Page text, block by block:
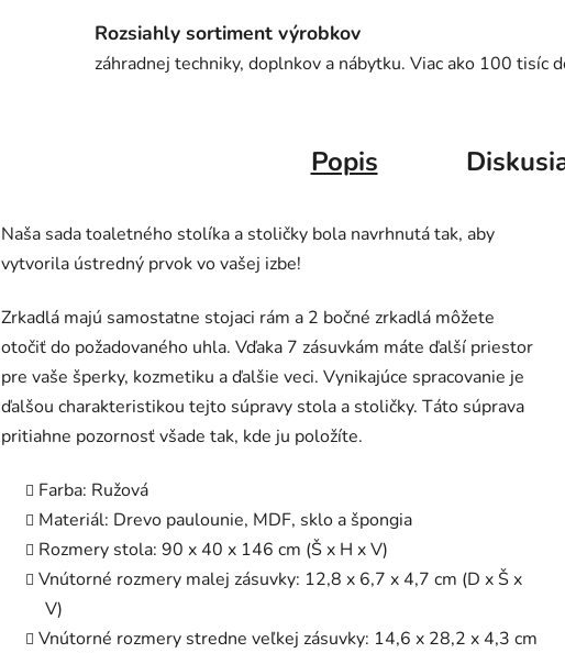
Rozsiahly sortiment výrobkov
záhradnej techniky, doplnkov a nábytku. Viac ako 100 tisíc
Popis
Naša sada toaletného stolíka a stoličky bola navrhnutá tak, aby
vytvorila ústredný prvok vo vašej izbe!
Zrkadlá majú samostatne stojaci rám a 2 bočné zrkadlá môžete
otočiť do požadovaného uhla. Vďaka 7 zásuvkám máte ďalší priestor
pre vaše šperky, kozmetiku a ďalšie veci. Vynikajúce spracovanie je
ďalšou charakteristikou tejto súpravy stola a stoličky. Táto súprava
pritiahne pozornosť všade tak, kde ju položíte.
Farba: Ružová
Materiál: Drevo paulounie, MDF, sklo a špongia
Rozmery stola: 90 x 40 x 146 cm (Š x H x V)
Vnútorné rozmery malej zásuvky: 12,8 x 6,7 x 4,7 cm (D x Š x
V)
Vnútorné rozmery stredne veľkej zásuvky: 14,6 x 28,2 x 4,3 cm